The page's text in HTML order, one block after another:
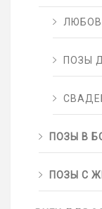
ПОЗЫ
ПОЗЫ В
ПОЗЫ С